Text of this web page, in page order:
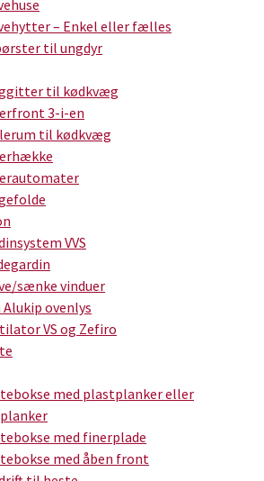
– Enkel eller fælles
til ungdyr
til kødkvæg
3-i-en
til kødkvæg
VVS
sænke vinduer
Alukip ovenlys
VS og Zefiro
med plastplanker eller
med finerplade
med åben front